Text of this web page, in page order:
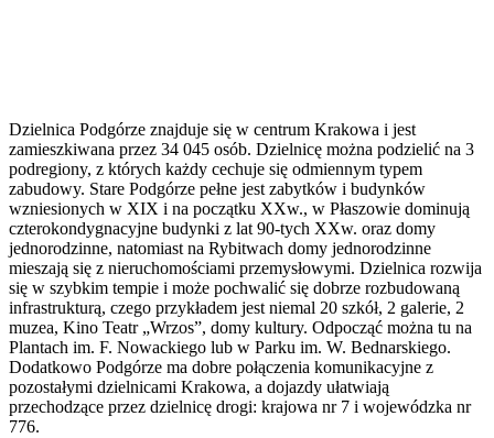
Dzielnica Podgórze znajduje się w centrum Krakowa i jest
zamieszkiwana przez 34 045 osób. Dzielnicę można podzielić na 3
podregiony, z których każdy cechuje się odmiennym typem
zabudowy. Stare Podgórze pełne jest zabytków i budynków
wzniesionych w XIX i na początku XXw., w Płaszowie dominują
czterokondygnacyjne budynki z lat 90-tych XXw. oraz domy
jednorodzinne, natomiast na Rybitwach domy jednorodzinne
mieszają się z nieruchomościami przemysłowymi. Dzielnica rozwija
się w szybkim tempie i może pochwalić się dobrze rozbudowaną
infrastrukturą, czego przykładem jest niemal 20 szkół, 2 galerie, 2
muzea, Kino Teatr „Wrzos”, domy kultury. Odpocząć można tu na
Plantach im. F. Nowackiego lub w Parku im. W. Bednarskiego.
Dodatkowo Podgórze ma dobre połączenia komunikacyjne z
pozostałymi dzielnicami Krakowa, a dojazdy ułatwiają
przechodzące przez dzielnicę drogi: krajowa nr 7 i wojewódzka nr
776.